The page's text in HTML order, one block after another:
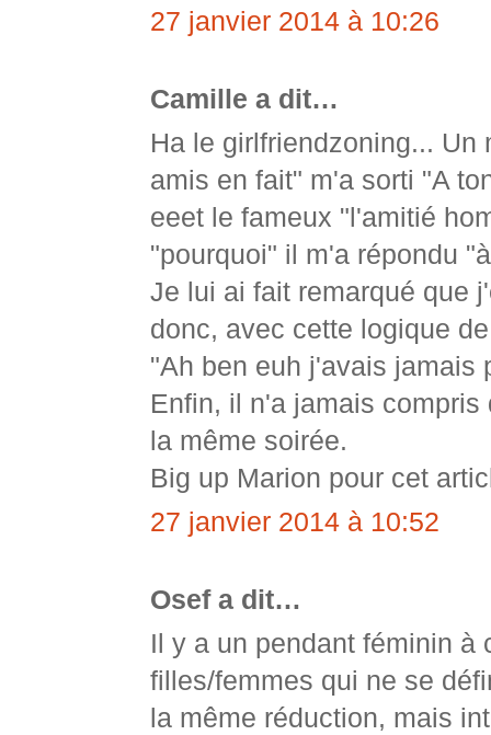
27 janvier 2014 à 10:26
Camille a dit…
Ha le girlfriendzoning...
amis en fait" m'a sorti "A
eeet le fameux "l'amitié
"pourquoi" il m'a répondu
Je lui ai fait remarqué que
donc, avec cette logique
"Ah ben euh j'avais jamais
Enfin, il n'a jamais
la même soirée.
Big up Marion pour cet
27 janvier 2014 à 10:52
Osef a dit…
Il y a un pendant féminin à
filles/femmes qui ne se
la même réduction, mais